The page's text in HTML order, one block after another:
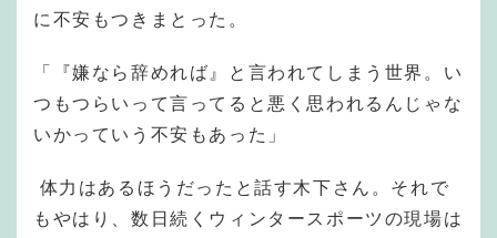
に不安もつきまとった。
「『嫌なら辞めれば』と言われてしまう世界。い
つもつらいって言ってると悪く思われるんじゃな
いかっていう不安もあった」
体力はあるほうだったと話す木下さん。それで
もやはり、数日続くウィンタースポーツの現場は